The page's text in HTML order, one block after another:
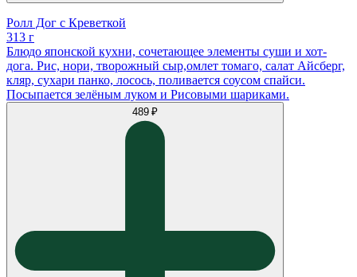
Ролл Дог с Креветкой
313 г
Блюдо японской кухни, сочетающее элементы суши и хот-
дога. Рис, нори, творожный сыр,омлет томаго, салат Айсберг,
кляр, сухари панко, лосось, поливается соусом спайси.
Посыпается зелëным луком и Рисовыми шариками.
489 ₽